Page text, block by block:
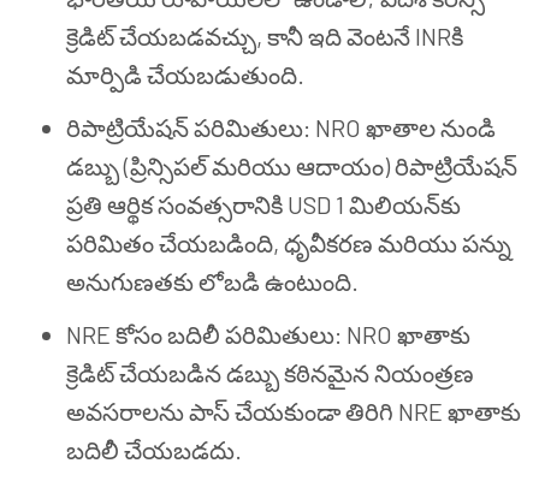
క్రెడిట్ చేయబడవచ్చు, కానీ ఇది వెంటనే INRకి
మార్పిడి చేయబడుతుంది.
రిపాట్రియేషన్ పరిమితులు: NRO ఖాతాల నుండి
డబ్బు (ప్రిన్సిపల్ మరియు ఆదాయం) రిపాట్రియేషన్
ప్రతి ఆర్థిక సంవత్సరానికి USD 1 మిలియన్‌కు
పరిమితం చేయబడింది, ధృవీకరణ మరియు పన్ను
అనుగుణతకు లోబడి ఉంటుంది.
NRE కోసం బదిలీ పరిమితులు: NRO ఖాతాకు
క్రెడిట్ చేయబడిన డబ్బు కఠినమైన నియంత్రణ
అవసరాలను పాస్ చేయకుండా తిరిగి NRE ఖాతాకు
బదిలీ చేయబడదు.